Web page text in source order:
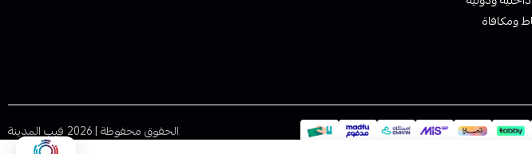
ومكافاة
الحقوق محفوظة | 2026 فيب المدينة